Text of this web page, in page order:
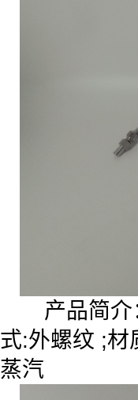
产品简介：
式:外螺纹 ;材
蒸汽